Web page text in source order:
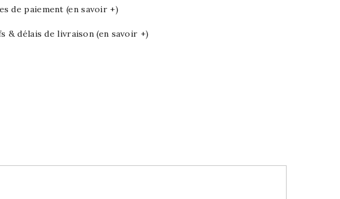
de paiement (en savoir +)
& délais de livraison (en savoir +)